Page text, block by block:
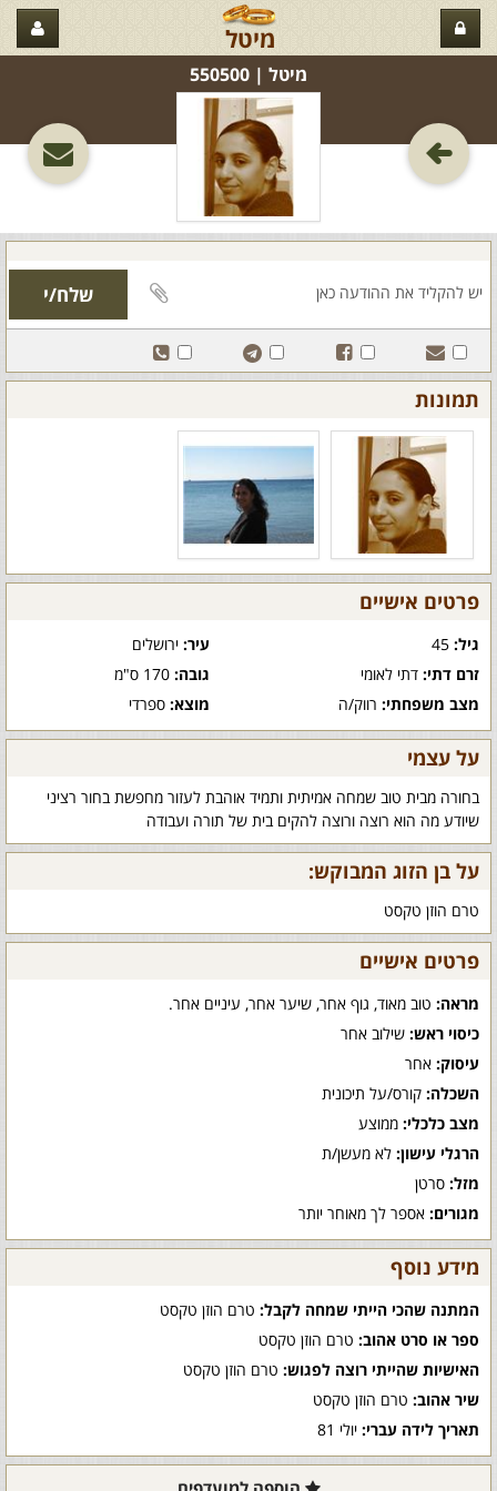
מיטל
מיטל‏ | 550500
תמונות
פרטים אישיים
גיל: עיר:ירושלים
זרם דתי: דתי לאומי גובה:170 ס"מ
מצב משפחתי: רווק/ה מוצא:ספרדי
על עצמי
בחורה מבית טוב שמחה אמיתית ותמיד אוהבת לעזור מחפשת בחור רציני
שיודע מה הוא רוצה ורוצה להקים בית של תורה ועבודה
על בן הזוג המבוקש:
טרם הוזן טקסט
פרטים אישיים
מראה: טוב מאוד, גוף אחר, שיער אחר, עיניים אחר.
כיסוי ראש: שילוב אחר
עיסוק: אחר
השכלה: קורס/על תיכונית
מצב כלכלי: ממוצע
הרגלי עישון: לא מעשן/ת
מזל: סרטן
מגורים: אספר לך מאוחר יותר
מידע נוסף
המתנה שהכי הייתי שמחה לקבל: טרם הוזן טקסט
ספר או סרט אהוב: טרם הוזן טקסט
האישיות שהייתי רוצה לפגוש: טרם הוזן טקסט
שיר אהוב: טרם הוזן טקסט
תאריך לידה עברי: יולי 81